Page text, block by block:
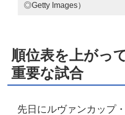
◎Getty Images）
順位表を上がっ
重要な試合
先日にルヴァンカップ